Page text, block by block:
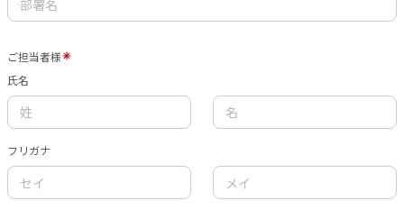
ご担当者様
氏名
フリガナ